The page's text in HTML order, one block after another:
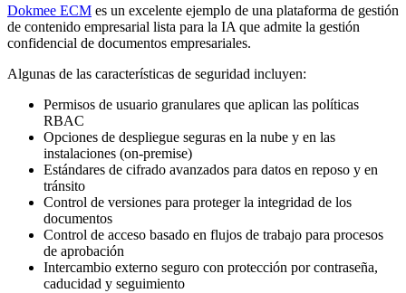
Dokmee ECM es un excelente ejemplo de una plataforma de gestión
de contenido empresarial lista para la IA que admite la gestión
confidencial de documentos empresariales.
Algunas de las características de seguridad incluyen:
Permisos de usuario granulares que aplican las políticas
RBAC
Opciones de despliegue seguras en la nube y en las
instalaciones (on-premise)
Estándares de cifrado avanzados para datos en reposo y en
tránsito
Control de versiones para proteger la integridad de los
documentos
Control de acceso basado en flujos de trabajo para procesos
de aprobación
Intercambio externo seguro con protección por contraseña,
caducidad y seguimiento